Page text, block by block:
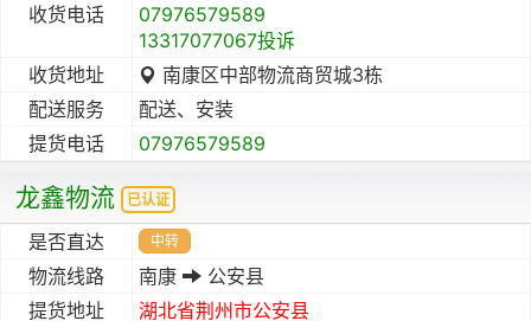
收货电话
07976579589
13317077067投诉
收货地址
南康区中部物流商贸城3栋
配送服务
配送、安装
提货电话
07976579589
龙鑫物流 已认证
是否直达 中转
物流线路 南康
公安县
提货地址
湖北省荆州市公安县